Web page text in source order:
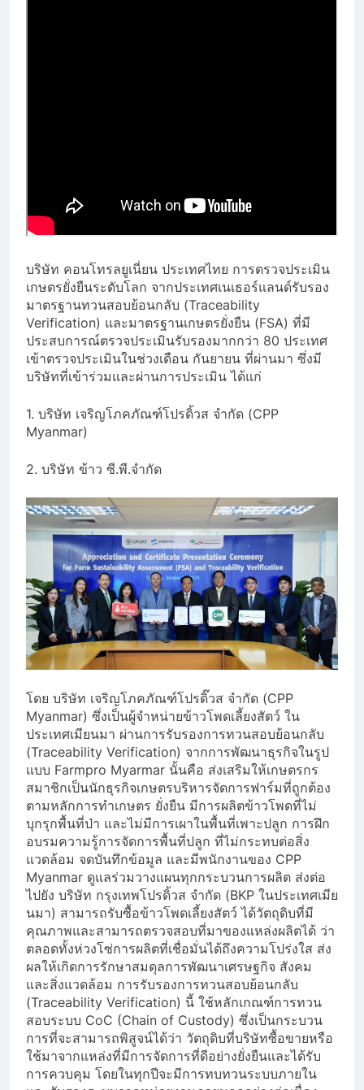
บริษัท คอนโทรลยูเนี่ยน ประเทศไทย การตรวจประเมิน
เกษตรยั่งยืนระดับโลก จากประเทศเนเธอร์แลนด์รับรอง
มาตรฐานทวนสอบย้อนกลับ (Traceability
Verification) และมาตรฐานเกษตรยั่งยืน (FSA) ที่มี
ประสบการณ์ตรวจประเมินรับรองมากกว่า 80 ประเทศ
เข้าตรวจประเมินในช่วงเดือน กันยายน ที่ผ่านมา ซึ่งมี
บริษัทที่เข้าร่วมและผ่านการประเมิน ได้แก่
1. บริษัท เจริญโภคภัณฑ์โปรดิ้วส จำกัด (CPP
Myanmar)
2. บริษัท ข้าว ซี.พี.จำกัด
โดย บริษัท เจริญโภคภัณฑ์โปรดิ๊วส จำกัด (CPP
Myanmar) ซึ่งเป็นผู้จำหน่ายข้าวโพดเลี้ยงสัตว์ ใน
ประเทศเมียนมา ผ่านการรับรองการทวนสอบย้อนกลับ
(Traceability Verification) จากการพัฒนาธุรกิจในรูป
แบบ Farmpro Myarmar นั้นคือ ส่งเสริมให้เกษตรกร
สมาชิกเป็นนักธุรกิจเกษตรบริหารจัดการฟาร์มที่ถูกต้อง
ตามหลักการทำเกษตร ยั่งยืน มีการผลิตข้าวโพดที่ไม่
บุกรุกพื้นที่ป่า และไม่มีการเผาในพื้นที่เพาะปลูก การฝึก
อบรมความรู้การจัดการพื้นที่ปลูก ที่ไม่กระทบต่อสิ่ง
แวดล้อม จดบันทึกข้อมูล และมีพนักงานของ CPP
Myanmar ดูแลร่วมวางแผนทุกกระบวนการผลิต ส่งต่อ
ไปยัง บริษัท กรุงเทพโปรดิ้วส จำกัด (BKP ในประเทศเมีย
นมา) สามารถรับซื้อข้าวโพดเลี้ยงสัตว์ ได้วัตถุดิบที่มี
คุณภาพและสามารถตรวจสอบที่มาของแหล่งผลิตได้ ว่า
ตลอดทั้งห่วงโซ่การผลิตที่เชื่อมั่นได้ถึงความโปร่งใส ส่ง
ผลให้เกิดการรักษาสมดุลการพัฒนาเศรษฐกิจ สังคม
และสิ่งแวดล้อม การรับรองการทวนสอบย้อนกลับ
(Traceability Verification) นี้ ใช้หลักเกณฑ์การทวน
สอบระบบ CoC (Chain of Custody) ซึ่งเป็นกระบวน
การที่จะสามารถพิสูจน์ได้ว่า วัตถุดิบที่บริษัทซื้อขายหรือ
ใช้มาจากแหล่งที่มีการจัดการที่ดีอย่างยั่งยืนและได้รับ
การควบคุม โดยในทุกปีจะมีการทบทวนระบบภายใน